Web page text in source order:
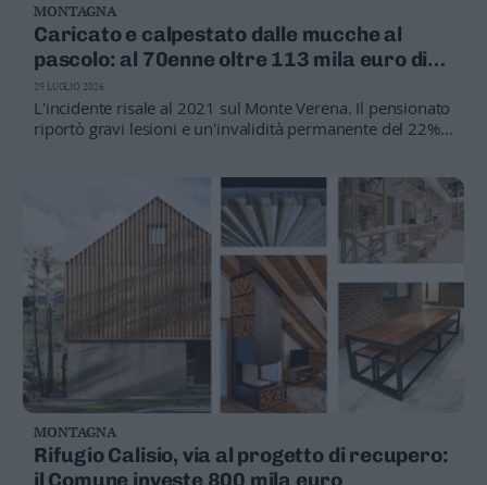
MONTAGNA
Caricato e calpestato dalle mucche al
pascolo: al 70enne oltre 113 mila euro di
risarcimento
L'incidente risale al 2021 sul Monte Verena. Il pensionato
riportò gravi lesioni e un'invalidità permanente del 22%.
29 LUGLIO 2026
MONTAGNA
Rifugio Calisio, via al progetto di recupero: